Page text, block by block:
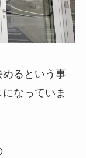
るという事
なっていま